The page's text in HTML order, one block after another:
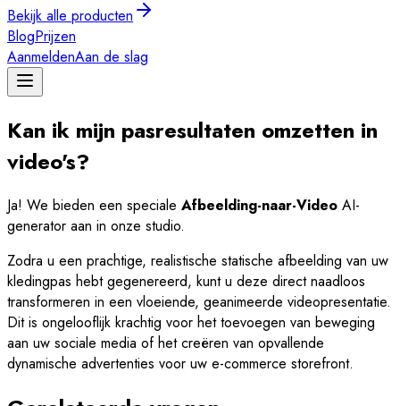
Bekijk alle producten
BlogPrijzen
AanmeldenAan de slag
Kan ik mijn pasresultaten omzetten in
video's?
Ja! We bieden een speciale Afbeelding-naar-Video AI-
generator aan in onze studio.
Zodra u een prachtige, realistische statische afbeelding van uw
kledingpas hebt gegenereerd, kunt u deze direct naadloos
transformeren in een vloeiende, geanimeerde videopresentatie.
Dit is ongelooflijk krachtig voor het toevoegen van beweging
aan uw sociale media of het creëren van opvallende
dynamische advertenties voor uw e-commerce storefront.